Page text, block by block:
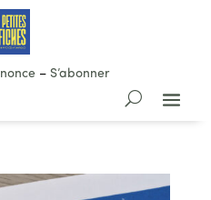
– S’abonner